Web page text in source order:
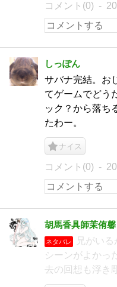
コメント(0)
しっぽん
サバナ完結。お
てゲームでどう
ック？から落ち
たわー。
ナイス
コメント(0)
胡馬香具師茉侑馨
ネタバレ
兄がい
シーンがよかっ
去の回想も浮き